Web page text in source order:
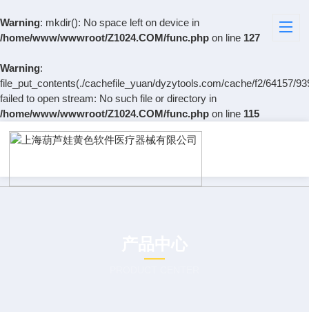
Warning: mkdir(): No space left on device in
/home/www/wwwroot/Z1024.COM/func.php on line 127
Warning:
file_put_contents(./cachefile_yuan/dyzytools.com/cache/f2/64157/
failed to open stream: No such file or directory in
/home/www/wwwroot/Z1024.COM/func.php on line 115